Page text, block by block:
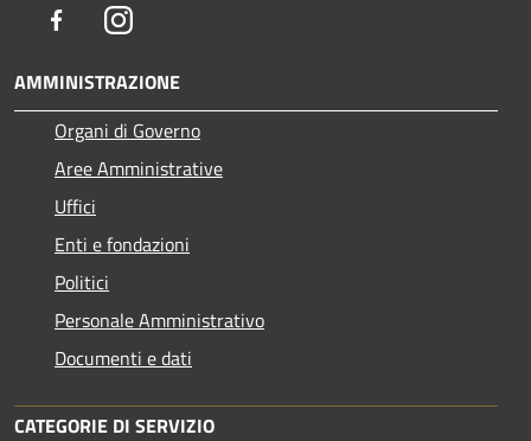
FacebookInstagram
AMMINISTRAZIONE
Organi di Governo
Aree Amministrative
Uffici
Enti e fondazioni
Politici
Personale Amministrativo
Documenti e dati
CATEGORIE DI SERVIZIO